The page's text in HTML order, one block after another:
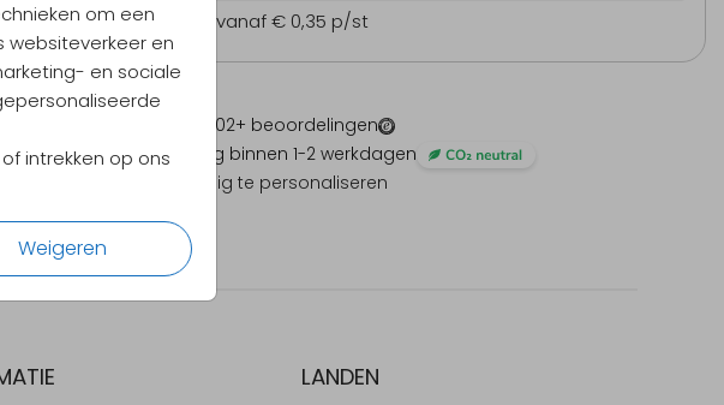
om een
websiteverkeer en
en sociale
intrekken op ons
Weigeren
1202+ beoordelingen
Verzending binnen 1-2 werkdagen
Alles volledig te personaliseren
Enveloppen
vanaf € 0,35 p/st
LANDEN